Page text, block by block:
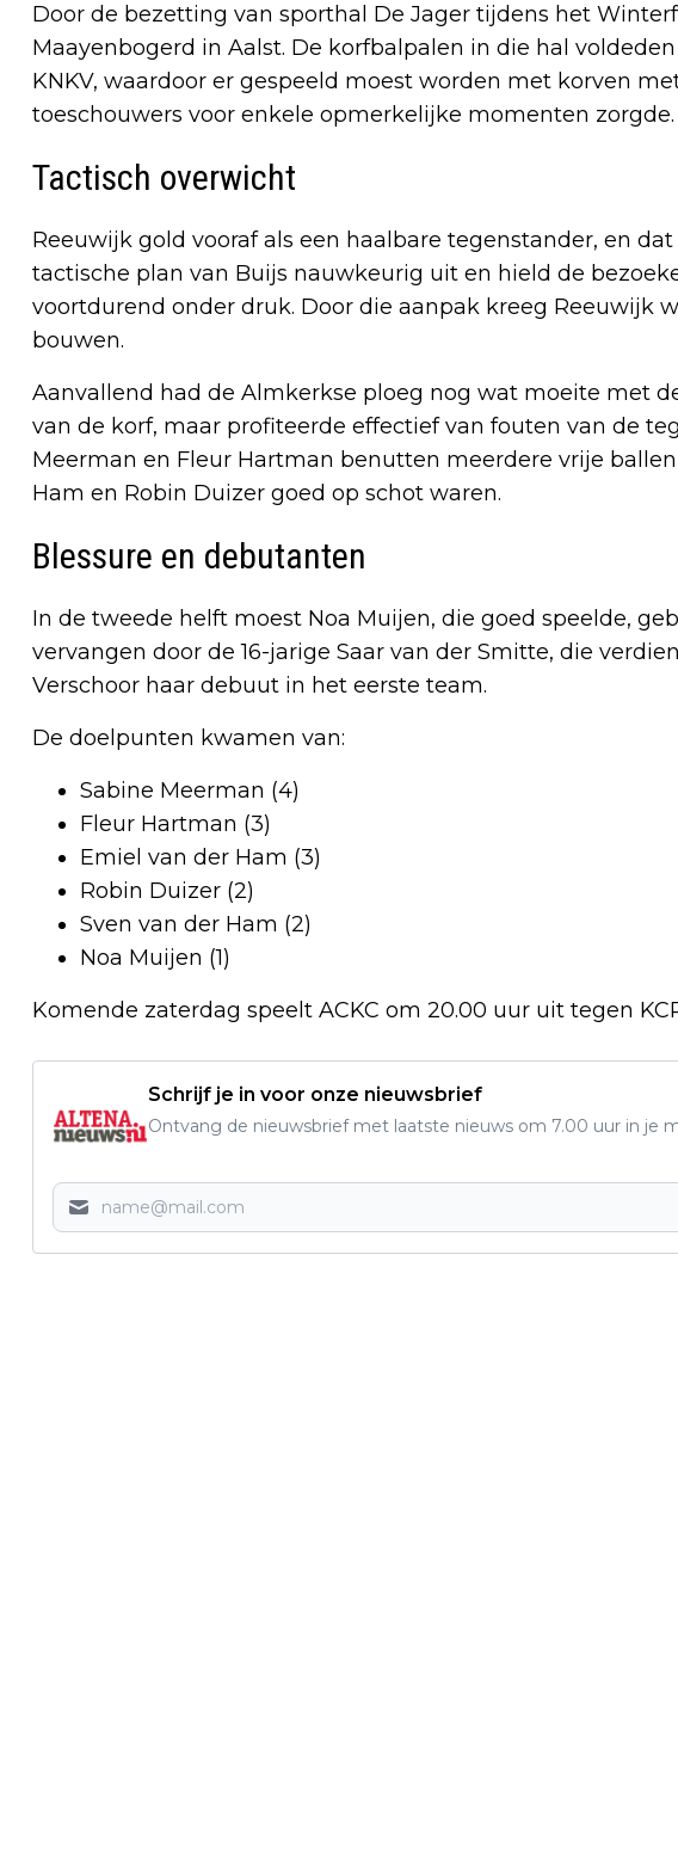
Door de bezetting van sporthal De Jager tijdens het
Maayenbogerd in Aalst. De korfbalpalen in die hal
KNKV, waardoor er gespeeld moest worden met korven
toeschouwers voor enkele opmerkelijke momenten zorgde.
Tactisch overwicht
Reeuwijk gold vooraf als een haalbare tegenstander, en
tactische plan van Buijs nauwkeurig uit en hield de
voortdurend onder druk. Door die aanpak kreeg Reeuwijk
bouwen.
Aanvallend had de Almkerkse ploeg nog wat moeite met
van de korf, maar profiteerde effectief van fouten van de
Meerman en Fleur Hartman benutten meerdere vrije
Ham en Robin Duizer goed op schot waren.
Blessure en debutanten
In de tweede helft moest Noa Muijen, die goed speelde,
vervangen door de 16-jarige Saar van der Smitte, die
Verschoor haar debuut in het eerste team.
De doelpunten kwamen van:
Sabine Meerman (4)
Fleur Hartman (3)
Emiel van der Ham (3)
Robin Duizer (2)
Sven van der Ham (2)
Noa Muijen (1)
Komende zaterdag speelt ACKC om 20.00 uur uit tegen
Schrijf je in voor onze nieuwsbrief
Ontvang de nieuwsbrief met laatste nieuws om 7.00 uur in je